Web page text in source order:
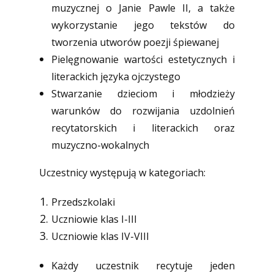
muzycznej o Janie Pawle II, a także
wykorzystanie jego tekstów do
tworzenia utworów poezji śpiewanej
Pielęgnowanie wartości estetycznych i
literackich języka ojczystego
Stwarzanie dzieciom i młodzieży
warunków do rozwijania uzdolnień
recytatorskich i literackich oraz
muzyczno-wokalnych
Uczestnicy występują w kategoriach:
Przedszkolaki
Uczniowie klas I-III
Uczniowie klas IV-VIII
Każdy uczestnik recytuje jeden